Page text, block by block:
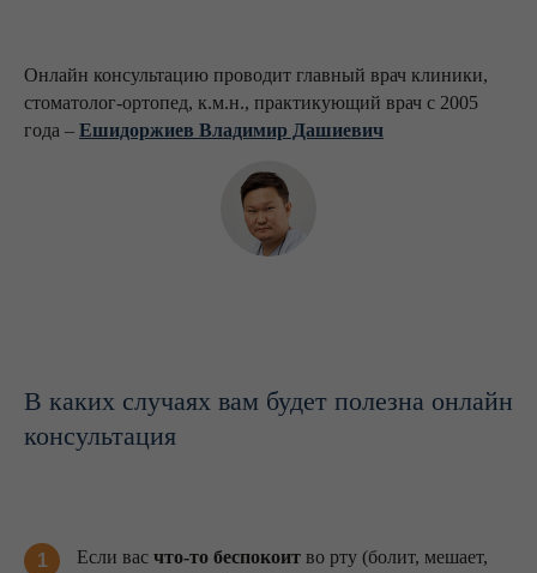
Онлайн консультацию проводит главный врач клиники,
стоматолог-ортопед, к.м.н., практикующий врач с 2005
года – Ешидоржиев Владимир Дашиевич
В каких случаях вам будет полезна онлайн
консультация
1 Если вас что-то беспокоит во рту (болит, мешает,